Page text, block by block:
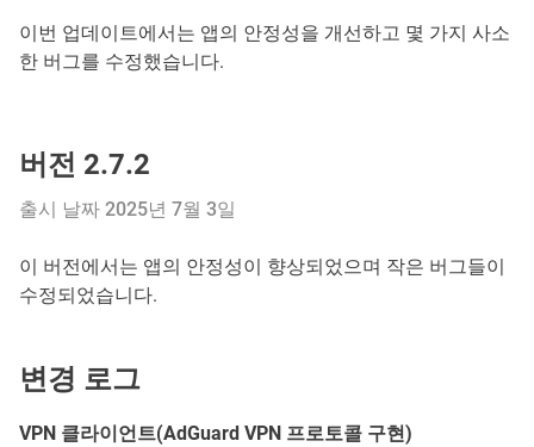
이번 업데이트에서는 앱의 안정성을 개선하고 몇 가지 사소
한 버그를 수정했습니다.
버전 2.7.2
출시 날짜 2025년 7월 3일
이 버전에서는 앱의 안정성이 향상되었으며 작은 버그들이
수정되었습니다.
변경 로그
VPN 클라이언트(AdGuard VPN 프로토콜 구현)